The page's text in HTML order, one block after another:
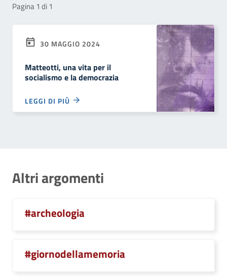
Pagina 1 di 1
30 MAGGIO 2024
Matteotti, una vita per il
socialismo e la democrazia
LEGGI DI PIÙ
Altri argomenti
#archeologia
#giornodellamemoria